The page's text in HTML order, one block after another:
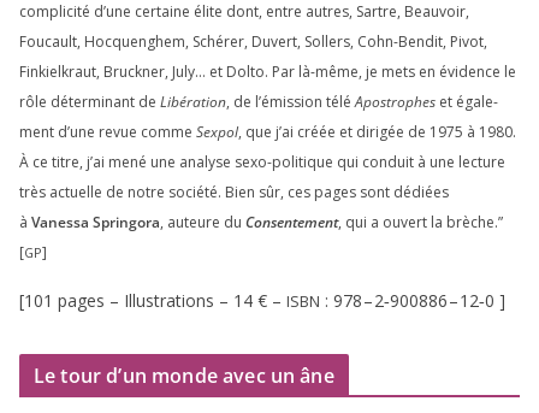
com­pli­ci­té d’une cer­taine élite dont, entre autres, Sartre, Beauvoir,
Foucault, Hocquenghem, Schérer, Duvert, Sollers, Cohn-Bendit, Pivot,
Finkielkraut, Bruckner, July… et Dolto. Par là-même, je mets en évi­dence le
rôle déter­mi­nant de Libération, de l’émission téléApostrophes et éga­le­
ment d’une revue comme Sexpol, que j’ai créée et diri­gée de 1975 à 1980.
À ce titre, j’ai mené une ana­lyse sexo-poli­tique qui conduit à une lec­ture
très actuelle de notre socié­té. Bien sûr, ces pages sont dédiées
à Vanessa Springora, auteure du Consentement, qui a ouvert la brèche.”
[GP]
[101 pages – Illustrations – 14 € – ISBN : 978–2‑900886–12‑0 ]
Le tour d’un monde avec un âne